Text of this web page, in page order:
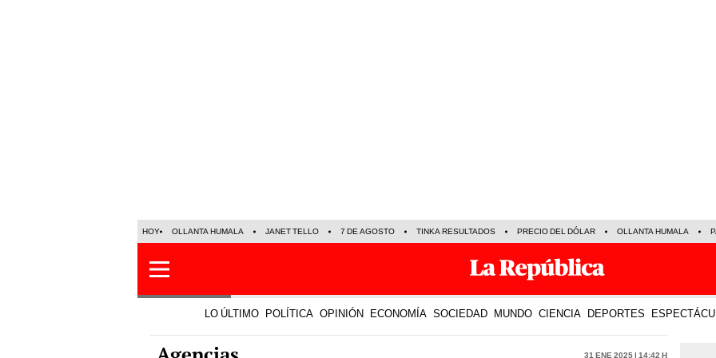
LO ÚLTIMO POLÍTICA OPINIÓN ECONOMÍA SOCIEDAD MUNDO CIENCIA DEPORTES
Agencias 31 Ene 2025 | 14:42 h